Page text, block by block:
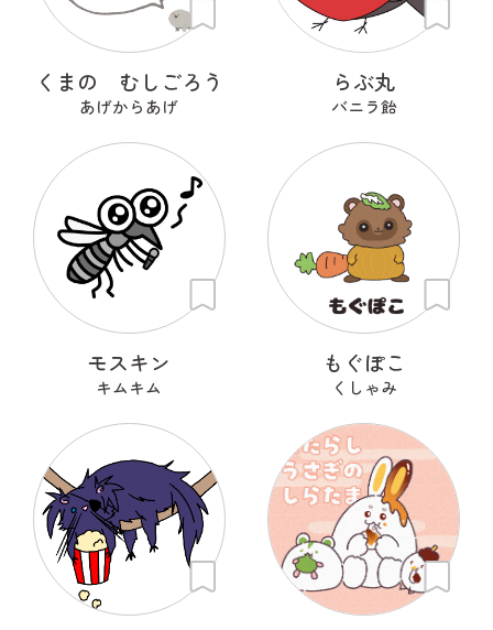
くまの むしごろう
あげからあげ
らぶ丸
バニラ飴
モスキン
キムキム
もぐぽこ
くしゃみ